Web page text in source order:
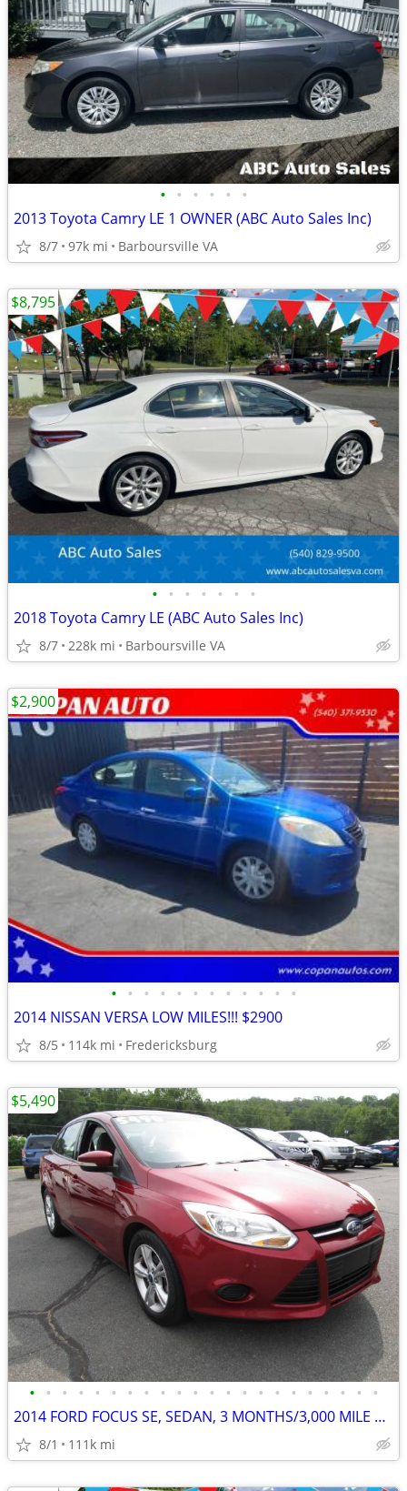
• • • • • •
2013 Toyota Camry LE 1 OWNER (ABC Auto Sales Inc)
8/7 97k mi Barboursville VA
• • • • • • •
2018 Toyota Camry LE (ABC Auto Sales Inc)
8/7 228k mi Barboursville VA
$8,795
• • • • • • • • • • • •
2014 NISSAN VERSA LOW MILES!!! $2900
8/5 114k mi Fredericksburg
$2,900
• • • • • • • • • • • • • • • • • • • • • •
2014 FORD FOCUS SE, SEDAN, 3 MONTHS/3,000 MILE POWERTRAIN WARRANTY
8/1 111k mi
$5,490